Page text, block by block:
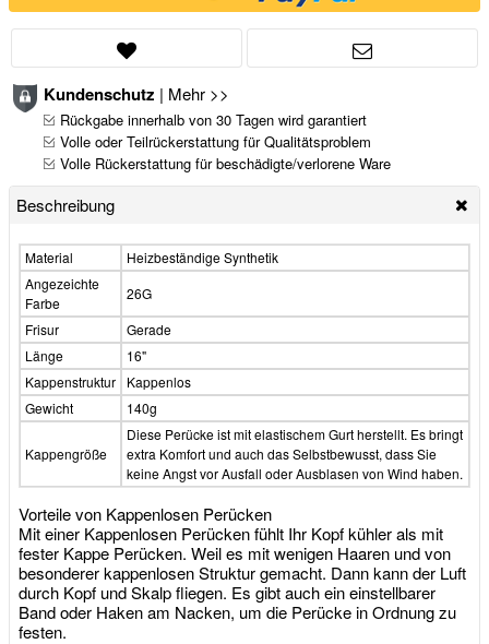
Kundenschutz | Mehr >>
Rückgabe innerhalb von 30 Tagen wird garantiert
Volle oder Teilrückerstattung für Qualitätsproblem
Volle Rückerstattung für beschädigte/verlorene Ware
Beschreibung
Material
Heizbeständige Synthetik
Angezeichte
Farbe
26G
Frisur
Gerade
Länge
16"
Kappenstruktur
Kappenlos
Gewicht
140g
Kappengröße
Diese Perücke ist mit elastischem Gurt herstellt. Es bringt
extra Komfort und auch das Selbstbewusst, dass Sie
keine Angst vor Ausfall oder Ausblasen von Wind haben.
Vorteile von Kappenlosen Perücken
Mit einer Kappenlosen Perücken fühlt Ihr Kopf kühler als mit
fester Kappe Perücken. Weil es mit wenigen Haaren und von
besonderer kappenlosen Struktur gemacht. Dann kann der Luft
durch Kopf und Skalp fliegen. Es gibt auch ein einstellbarer
Band oder Haken am Nacken, um die Perücke in Ordnung zu
festen.